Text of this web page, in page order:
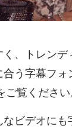
く、トレン
う字幕フォ
覧ください
なビデオに